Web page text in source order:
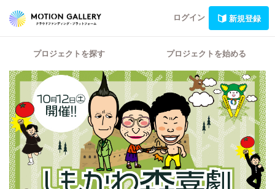
ログイン 新規登録
プロジェクトを探す プロジェクトを始める